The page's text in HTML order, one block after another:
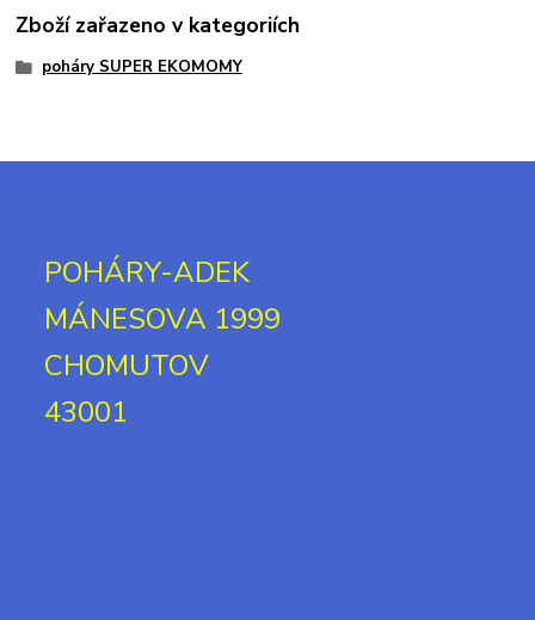
Zboží zařazeno v kategoriích
poháry SUPER EKOMOMY
POHÁRY-ADEK
MÁNESOVA 1999
CHOMUTOV
43001